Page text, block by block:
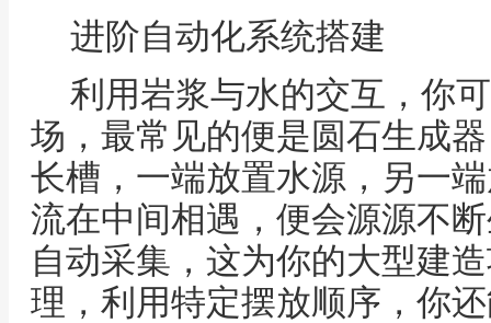
进阶自动化系统搭建
利用岩浆与水的交互，你
场，最常见的便是圆石生成
长槽，一端放置水源，另一
流在中间相遇，便会源源不
自动采集，这为你的大型建
理，利用特定摆放顺序，你